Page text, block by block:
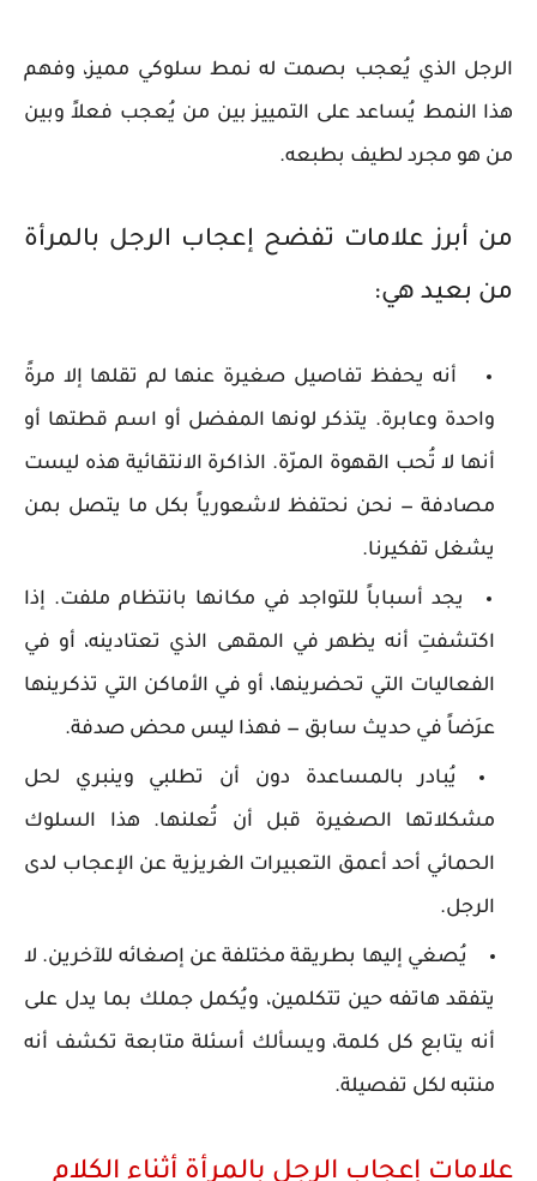
الرجل الذي يُعجب بصمت له نمط سلوكي مميز، وفهم
هذا النمط يُساعد على التمييز بين من يُعجب فعلاً وبين
من هو مجرد لطيف بطبعه.
من أبرز علامات تفضح إعجاب الرجل بالمرأة
من بعيد هي:
أنه يحفظ تفاصيل صغيرة عنها لم تقلها إلا مرةً
واحدة وعابرة. يتذكر لونها المفضل أو اسم قطتها أو
أنها لا تُحب القهوة المرّة. الذاكرة الانتقائية هذه ليست
مصادفة — نحن نحتفظ لاشعورياً بكل ما يتصل بمن
يشغل تفكيرنا.
يجد أسباباً للتواجد في مكانها بانتظام ملفت. إذا
اكتشفتِ أنه يظهر في المقهى الذي تعتادينه، أو في
الفعاليات التي تحضرينها، أو في الأماكن التي تذكرينها
عرَضاً في حديث سابق — فهذا ليس محض صدفة.
يُبادر بالمساعدة دون أن تطلبي وينبري لحل
مشكلاتها الصغيرة قبل أن تُعلنها. هذا السلوك
الحمائي أحد أعمق التعبيرات الغريزية عن الإعجاب لدى
الرجل.
يُصغي إليها بطريقة مختلفة عن إصغائه للآخرين. لا
يتفقد هاتفه حين تتكلمين، ويُكمل جملك بما يدل على
أنه يتابع كل كلمة، ويسألك أسئلة متابعة تكشف أنه
منتبه لكل تفصيلة.
علامات إعجاب الرجل بالمرأة أثناء الكلام